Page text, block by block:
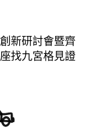
新研討會暨齊
找九宮格見證